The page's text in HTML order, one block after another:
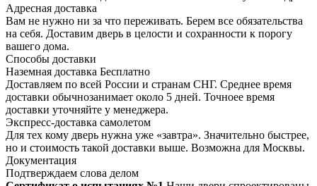
Адресная доставка
Вам не нужно ни за что переживать. Берем все обязательства
на себя. Доставим дверь в целости и сохранности к порогу
вашего дома.
Способы доставки
Наземная доставка Бесплатно
Доставляем по всей России и странам СНГ. Среднее время
доставки обычнозанимает около 5 дней. Точноее время
доставки уточняйте у менеджера.
Экспресс-доставка самолетом
Для тех кому дверь нужна уже «завтра». Значительно быстрее,
но и стоимость такой доставки выше. Возможна для Москвы.
Документация
Подтверждаем слова делом